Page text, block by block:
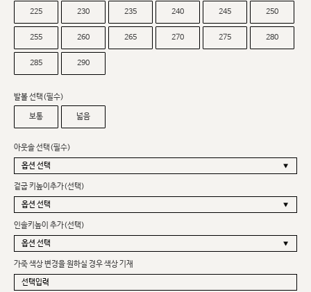
225 230 235 240 245 250
255 260 265 270 275 280
285 290
발볼 선택(필수)
보통 넓음
아웃솔 선택(필수)
겉굽 키높이추가(선택)
인솔키높이 추가(선택)
가죽 색상 변경을 원하실 경우 색상 기재